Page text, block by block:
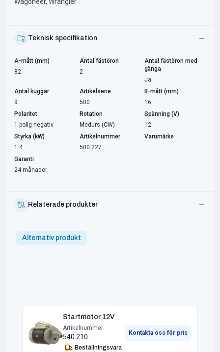
Wagoneer, Wrangler
Teknisk specifikation
A-mått (mm)
82
Antal fästöron
2
Antal fästöron med
gänga
Ja
Antal kuggar
9
Artikelserie
500
B-mått (mm)
16
Polaritet
1-polig negativ
Rotation
Medurs (CW)
Spänning (V)
12
Styrka (kW)
1.4
Artikelnummer
500 227
Varumärke
Garanti
24 månader
Relaterade produkter
Alternativ produkt
Startmotor 12V
Artikelnummer
540 210
Beställningsvara
Kontakta oss för pris